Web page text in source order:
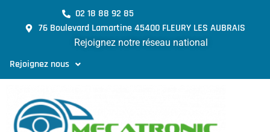
02 18 88 92 85
76 Boulevard Lamartine 45400 FLEURY LES AUBRAIS
Rejoignez notre réseau national
Rejoignez nous